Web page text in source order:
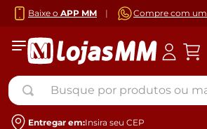
Baixe o APP MM | Compre com um
Busque por produtos ou marcas
Entregar em:Insira seu CEP